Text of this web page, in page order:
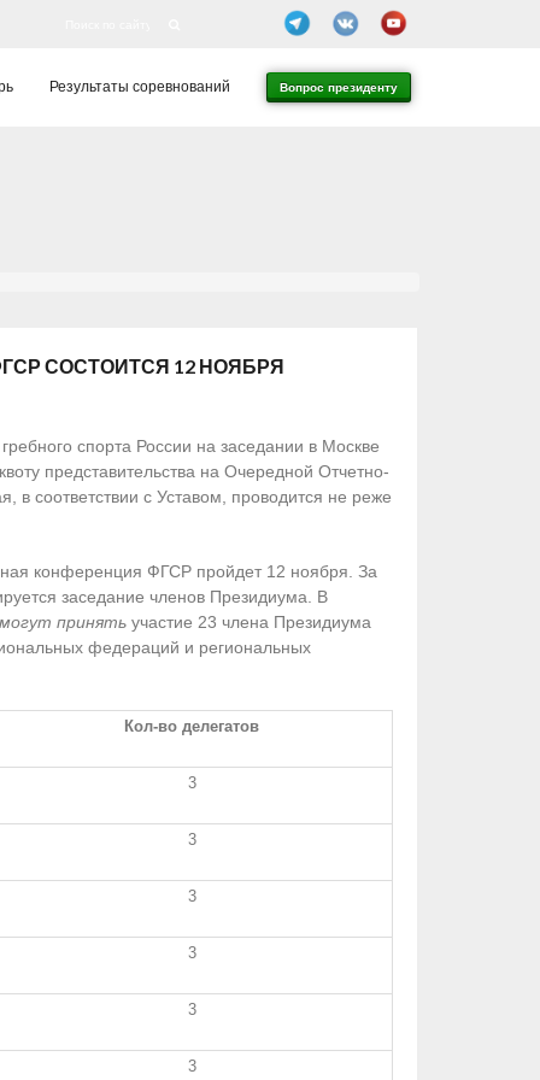
Результаты соревнований Вопрос президенту
СОСТОИТСЯ 12 НОЯБРЯ
спорта России на заседании в Москве
представительства на Очередной Отчетно-
в соответствии с Уставом, проводится не реже
конференция ФГСР пройдет 12 ноября. За
заседание членов Президиума. В
могут принятьучастие 23 члена Президиума
федераций и региональных
Кол-во делегатов
3
3
3
3
3
3